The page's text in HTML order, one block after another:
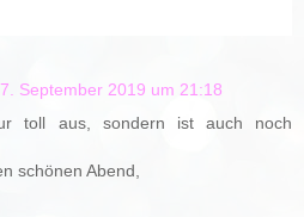
September 2019 um 21:18
toll aus, sondern ist auch noch
schönen Abend,